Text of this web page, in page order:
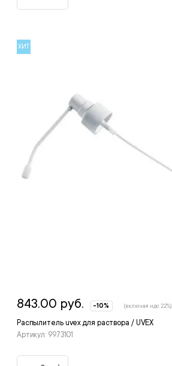
ХИТ
Распылитель uvex для раствора / UVEX
Артикул: 9973101
843.00 руб. -10% (включая ндс 22%)